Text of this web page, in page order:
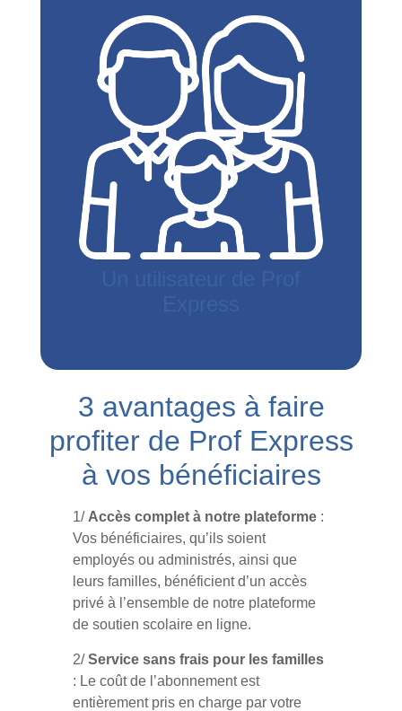
3 avantages à faire
profiter de Prof Express
à vos bénéficiaires
1/ Accès complet à notre plateforme:
Vos bénéficiaires, qu’ils soient
employés ou administrés, ainsi que
leurs familles, bénéficient d’un accès
privé à l’ensemble de notre plateforme
de soutien scolaire en ligne.
2/Service sans frais pour les familles
: Le coût de l’abonnement est
entièrement pris en charge par votre